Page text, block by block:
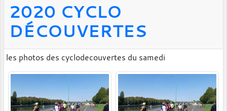
2020 CYCLO
DÉCOUVERTES
les photos des cyclodecouvertes du samedi